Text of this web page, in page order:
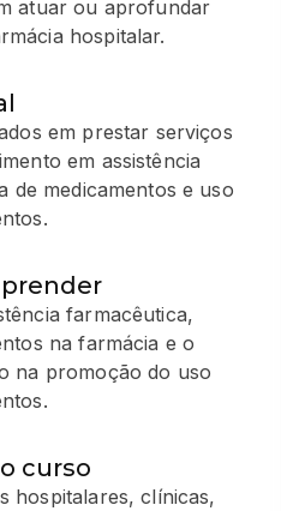
atuar ou aprofundar
hospitalar.
em prestar serviços
em assistência
de medicamentos e uso
farmacêutica,
na farmácia e o
na promoção do uso
curso
hospitalares, clínicas,